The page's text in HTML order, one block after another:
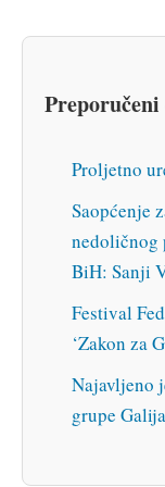
Proljetno
Saopćenje
nedoličnog
BiH: Sanji
Festival
‘Zakon za
Najavljeno
grupe